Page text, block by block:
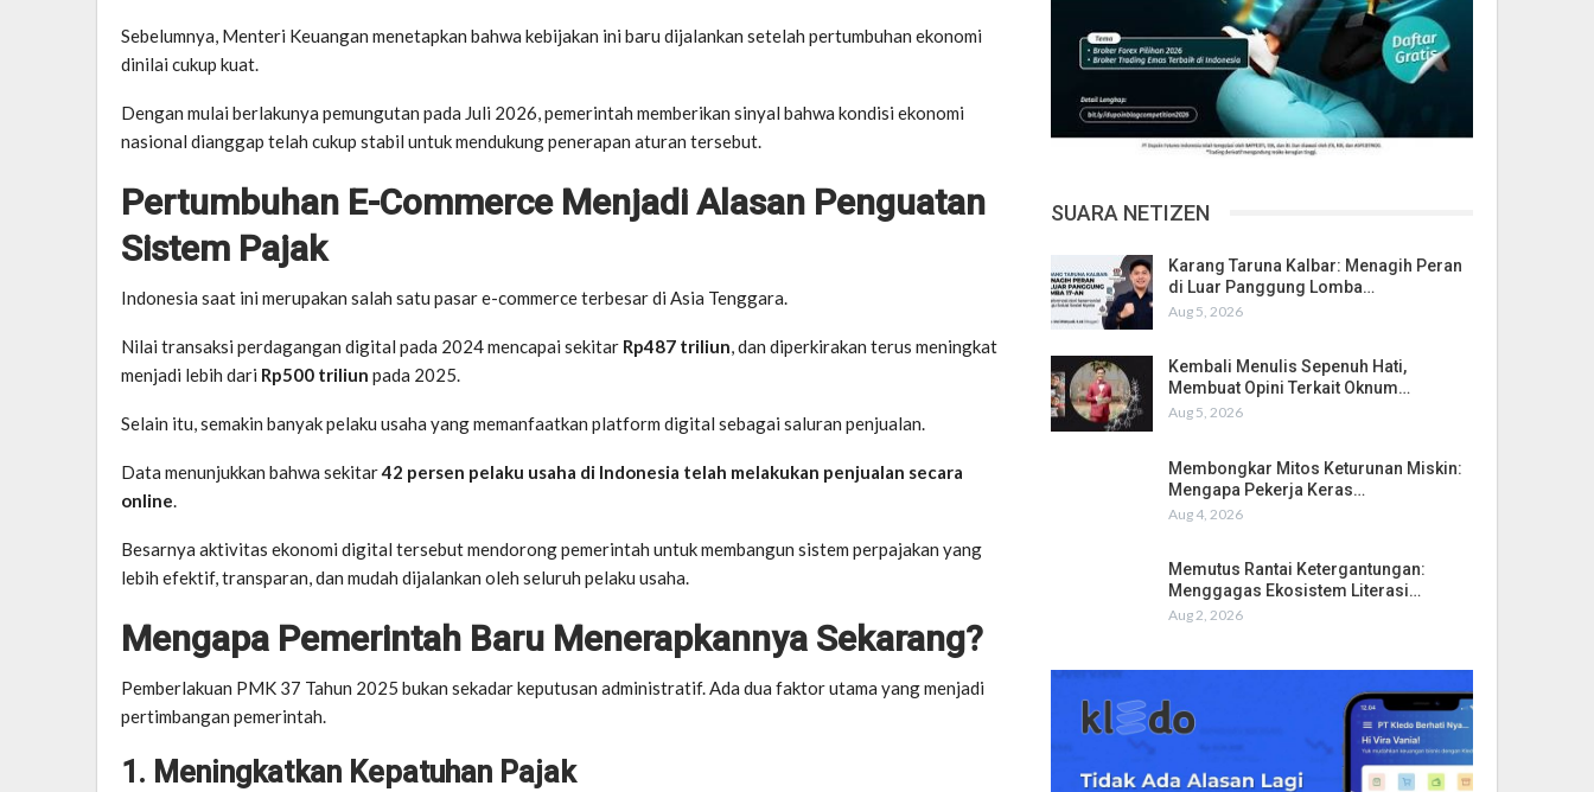
Sebelumnya, Menteri Keuangan menetapkan bahwa kebijakan ini baru dijalankan setelah pertumbuhan ekonomi
dinilai cukup kuat.
Dengan mulai berlakunya pemungutan pada Juli 2026, pemerintah memberikan sinyal bahwa kondisi ekonomi
nasional dianggap telah cukup stabil untuk mendukung penerapan aturan tersebut.
Pertumbuhan E-Commerce Menjadi Alasan Penguatan
Sistem Pajak
Indonesia saat ini merupakan salah satu pasar e-commerce terbesar di Asia Tenggara.
Nilai transaksi perdagangan digital pada 2024 mencapai sekitar Rp487 triliun, dan diperkirakan terus meningkat
menjadi lebih dari Rp500 triliun pada 2025.
Selain itu, semakin banyak pelaku usaha yang memanfaatkan platform digital sebagai saluran penjualan.
Data menunjukkan bahwa sekitar42 persen pelaku usaha di Indonesia telah melakukan penjualan secara
online.
Besarnya aktivitas ekonomi digital tersebut mendorong pemerintah untuk membangun sistem perpajakan yang
lebih efektif, transparan, dan mudah dijalankan oleh seluruh pelaku usaha.
Mengapa Pemerintah Baru Menerapkannya Sekarang?
Pemberlakuan PMK 37 Tahun 2025 bukan sekadar keputusan administratif. Ada dua faktor utama yang menjadi
pertimbangan pemerintah.
1. Meningkatkan Kepatuhan Pajak
SUARA NETIZEN
Karang Taruna Kalbar: Menagih Peran
di Luar Panggung Lomba…
Aug 5, 2026
Kembali Menulis Sepenuh Hati,
Membuat Opini Terkait Oknum…
Aug 5, 2026
Membongkar Mitos Keturunan Miskin:
Mengapa Pekerja Keras…
Aug 4, 2026
Memutus Rantai Ketergantungan:
Menggagas Ekosistem Literasi…
Aug 2, 2026